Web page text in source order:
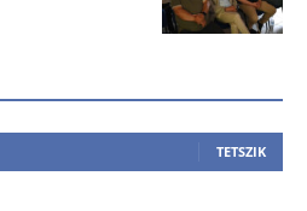
TETSZIK